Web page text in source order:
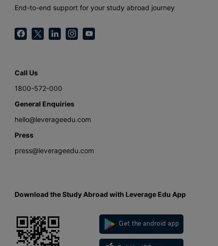
End-to-end support for your study abroad journey
Call Us
1800-572-000
General Enquiries
hello@leverageedu.com
Press
press@leverageedu.com
Download the Study Abroad with Leverage Edu App
Get the android app